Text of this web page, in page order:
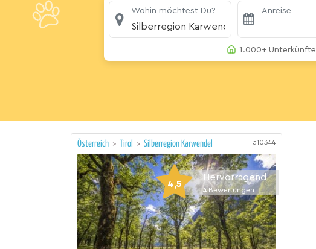
Wohin möchtest Du?
Silberregion Karwendel
Anreise
1.000+ Unterkünfte
Österreich > Tirol > Silberregion Karwendel a10344
4,5
Hervorragend
4 Bewertungen